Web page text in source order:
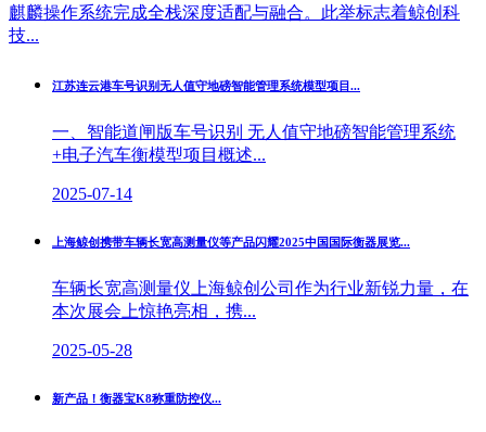
麒麟操作系统完成全栈深度适配与融合。此举标志着鲸创科
技...
江苏连云港车号识别无人值守地磅智能管理系统模型项目...
一、智能道闸版车号识别 无人值守地磅智能管理系统
+电子汽车衡模型项目概述...
2025-07-14
上海鲸创携带车辆长宽高测量仪等产品闪耀2025中国国际衡器展览...
车辆长宽高测量仪上海鲸创公司作为行业新锐力量，在
本次展会上惊艳亮相，携...
2025-05-28
新产品！衡器宝K8称重防控仪...